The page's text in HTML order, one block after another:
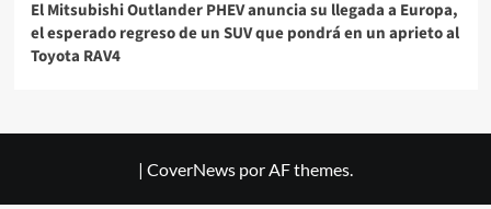
El Mitsubishi Outlander PHEV anuncia su llegada a Europa,
el esperado regreso de un SUV que pondrá en un aprieto al
Toyota RAV4
| CoverNews por AF themes.